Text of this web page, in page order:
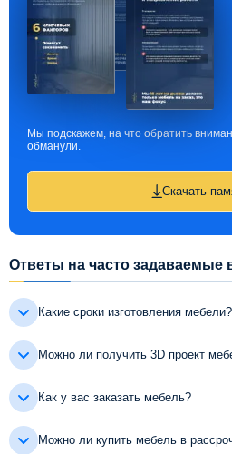
Мы подскажем, на что обратить
обманули.
Скачать
Ответы на часто задаваемые
Какие сроки изготовления мебели?
Можно ли получить 3D проект
Как у вас заказать мебель?
Можно ли купить мебель в